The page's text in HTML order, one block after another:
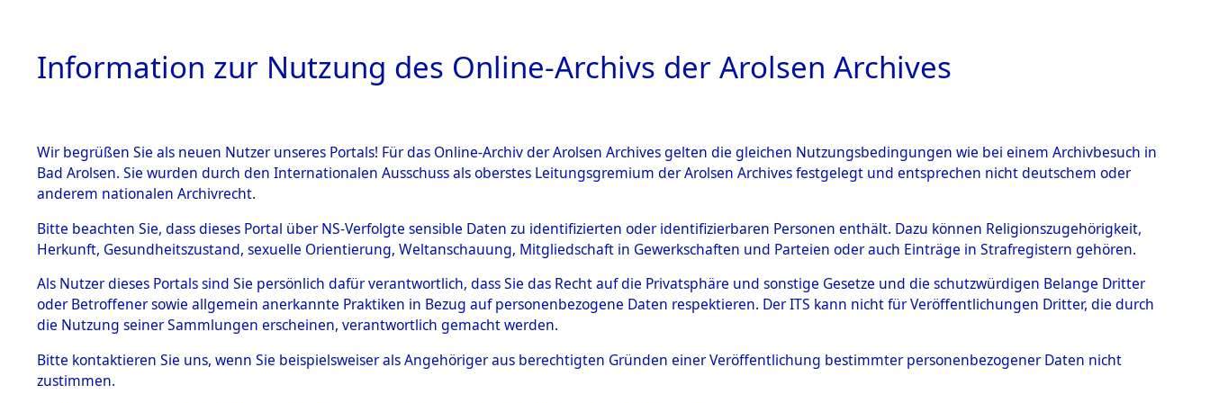
HOME BESTANDSBESCHREIBUNG ARCHIVALE ÜBERSICHT BILD
BESTÄNDE
Inhaftierungsdoku
mente
5. Verschiedenes
Todesmärsche
5.3.1 Alliierte
Ermittlungen zu den Orten Kainsbach - Kupferberg→0001
(84599073)→0098 (84599172)
0098 (84599172)
Information zur Nutzung des Online-Archivs der Arolsen Archives
Wir begrüßen Sie als neuen Nutzer unseres Portals! Für das Online-Archiv der Arolsen Archives gelten die gleichen Nutzungsbedingungen wie bei einem Archivbesuch in
Bad Arolsen. Sie wurden durch den Internationalen Ausschuss als oberstes Leitungsgremium der Arolsen Archives festgelegt und entsprechen nicht deutschem oder
anderem nationalen Archivrecht.
Bitte beachten Sie, dass dieses Portal über NS-Verfolgte sensible Daten zu identifizierten oder identifizierbaren Personen enthält. Dazu können Religionszugehörigkeit,
Herkunft, Gesundheitszustand, sexuelle Orientierung, Weltanschauung, Mitgliedschaft in Gewerkschaften und Parteien oder auch Einträge in Strafregistern gehören.
Als Nutzer dieses Portals sind Sie persönlich dafür verantwortlich, dass Sie das Recht auf die Privatsphäre und sonstige Gesetze und die schutzwürdigen Belange Dritter
oder Betroffener sowie allgemein anerkannte Praktiken in Bezug auf personenbezogene Daten respektieren. Der ITS kann nicht für Veröffentlichungen Dritter, die durch
die Nutzung seiner Sammlungen erscheinen, verantwortlich gemacht werden.
Bitte kontaktieren Sie uns, wenn Sie beispielsweiser als Angehöriger aus berechtigten Gründen einer Veröffentlichung bestimmter personenbezogener Daten nicht
zustimmen.